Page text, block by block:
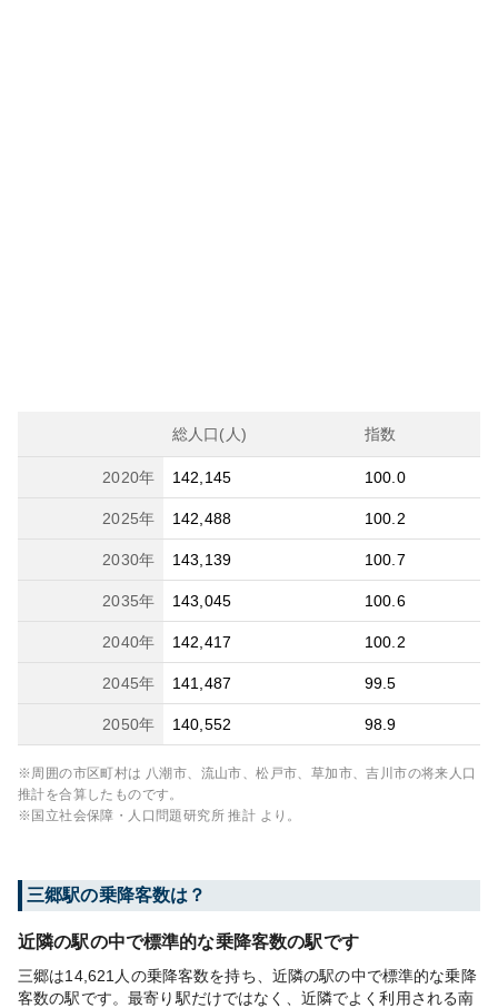
総人口(人) 指数
2020年 142,145 100.0
2025年 142,488 100.2
2030年 143,139 100.7
2035年 143,045 100.6
2040年 142,417 100.2
2045年 141,487 99.5
2050年 140,552 98.9
※周囲の市区町村は 八潮市、流山市、松戸市、草加市、吉川市の将来人口
推計を合算したものです。
※国立社会保障・人口問題研究所 推計 より。
三郷駅の乗降客数は？
近隣の駅の中で標準的な乗降客数の駅です
三郷は14,621人の乗降客数を持ち、近隣の駅の中で標準的な乗降
客数の駅です。最寄り駅だけではなく、近隣でよく利用される南